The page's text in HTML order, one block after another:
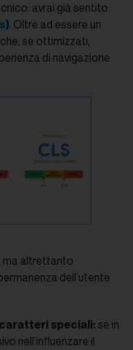
avrai già sentito
). Oltre ad essere un
se ottimizzati,
di navigazione
ma altrettanto
dell’utente
speciali:se in
nell’influenzare il